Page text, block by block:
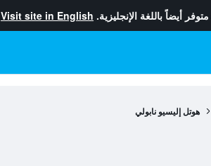
متوفر أيضاً باللغة الإنجليزية. Visit site in English
هوتل إليسيو نابولي